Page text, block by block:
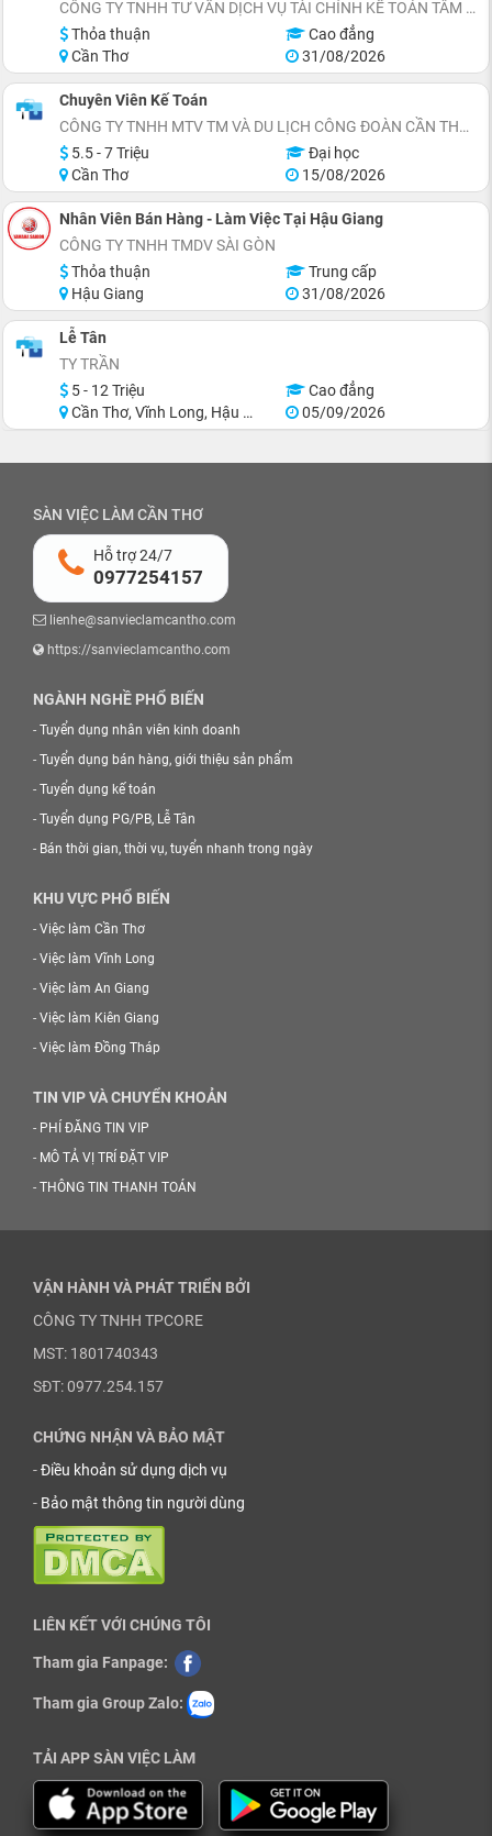
CÔNG TY TNHH TƯ VẤN DỊCH VỤ TÀI CHÍNH KẾ TOÁN TÂM MINH
Thỏa thuận
Cao đẳng
Cần Thơ
31/08/2026
Chuyên Viên Kế Toán
CÔNG TY TNHH MTV TM VÀ DU LỊCH CÔNG ĐOÀN CẦN THƠ (KHÁCH SẠN CÔNG ĐOÀN)
5.5 - 7 Triệu
Đại học
Cần Thơ
15/08/2026
Nhân Viên Bán Hàng - Làm Việc Tại Hậu Giang
CÔNG TY TNHH TMDV SÀI GÒN
Thỏa thuận
Trung cấp
Hậu Giang
31/08/2026
Lễ Tân
TY TRẦN
5 - 12 Triệu
Cao đẳng
Cần Thơ, Vĩnh Long, Hậu Giang
05/09/2026
SÀN VIỆC LÀM CẦN THƠ
Hỗ trợ 24/7
0977254157
lienhe@sanvieclamcantho.com
https://sanvieclamcantho.com
NGÀNH NGHỀ PHỔ BIẾN
- Tuyển dụng nhân viên kinh doanh
- Tuyển dụng bán hàng, giới thiệu sản phẩm
- Tuyển dụng kế toán
- Tuyển dụng PG/PB, Lễ Tân
- Bán thời gian, thời vụ, tuyển nhanh trong ngày
KHU VỰC PHỔ BIẾN
- Việc làm Cần Thơ
- Việc làm Vĩnh Long
- Việc làm An Giang
- Việc làm Kiên Giang
- Việc làm Đồng Tháp
TIN VIP VÀ CHUYỂN KHOẢN
- PHÍ ĐĂNG TIN VIP
- MÔ TẢ VỊ TRÍ ĐẶT VIP
- THÔNG TIN THANH TOÁN
VẬN HÀNH VÀ PHÁT TRIỂN BỞI
CÔNG TY TNHH TPCORE
MST: 1801740343
SĐT: 0977.254.157
CHỨNG NHẬN VÀ BẢO MẬT
-Điều khoản sử dụng dịch vụ
- Bảo mật thông tin người dùng
LIÊN KẾT VỚI CHÚNG TÔI
Tham gia Fanpage:
Tham gia Group Zalo:
TẢI APP SÀN VIỆC LÀM